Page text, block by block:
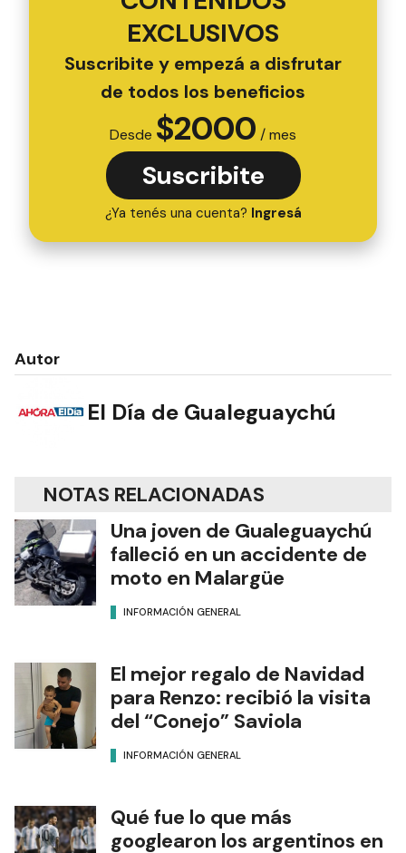
EXCLUSIVOS
Suscribite y empezá a disfrutar
de todos los beneficios
Desde $2000 / mes
Suscribite
¿Ya tenés una cuenta? Ingresá
Autor
El Día de Gualeguaychú
NOTAS RELACIONADAS
Una joven de Gualeguaychú
falleció en un accidente de
moto en Malargüe
INFORMACIÓN GENERAL
El mejor regalo de Navidad
para Renzo: recibió la visita
del “Conejo” Saviola
INFORMACIÓN GENERAL
Qué fue lo que más
googlearon los argentinos en